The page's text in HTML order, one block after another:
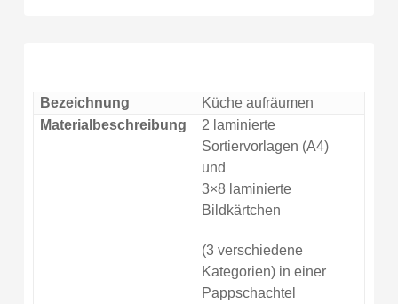
Bezeichnung
Küche aufräumen
Materialbeschreibung
2 laminierte
Sortiervorlagen (A4)
und
3×8 laminierte
Bildkärtchen
(3 verschiedene
Kategorien) in einer
Pappschachtel